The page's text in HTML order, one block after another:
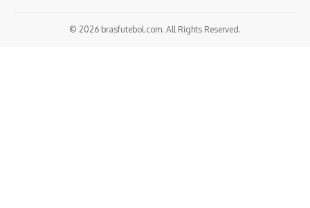
© 2026 brasfutebol.com. All Rights Reserved.